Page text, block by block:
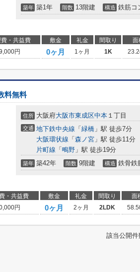
築年 築1年 階数 13階建 構造 鉄筋コ
・共益費 敷金 礼金 間取り 面
円 0ヶ月 1ヶ月 1K
料無料
住所 大阪府大阪市東成区中本 １丁目
交通 地下鉄中央線 「 緑橋 」駅 徒歩7分
大阪環状線 「 森ノ宮 」駅 徒歩11分
片町線 「 鴫野 」駅 徒歩19分
築年 築42年 階数 9階建 構造 鉄骨鉄
・共益費 敷金 礼金 間取り 面
円 0ヶ月 2ヶ月 2LDK
該当公開件